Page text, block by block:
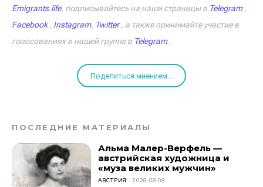
Emigrants.life, подписывайтесь на наши страницы в Telegram,
Facebook, Instagram, Twitter, а также принимайте участие в
голосованиях в нашей группе в Telegram.
Поделиться мнением...
ПОСЛЕДНИЕ МАТЕРИАЛЫ
Альма Малер-Верфель —
австрийская художница и
«муза великих мужчин»
АВСТРИЯ 2026-08-08